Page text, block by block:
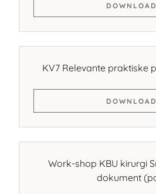
DOWNLOAD
KV7 Relevante praktiske
DOWNLOAD
Work-shop KBU kirurgi
dokument